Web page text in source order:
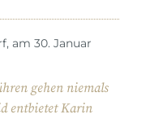
am 30. Januar
gehen niemals
entbietet Karin